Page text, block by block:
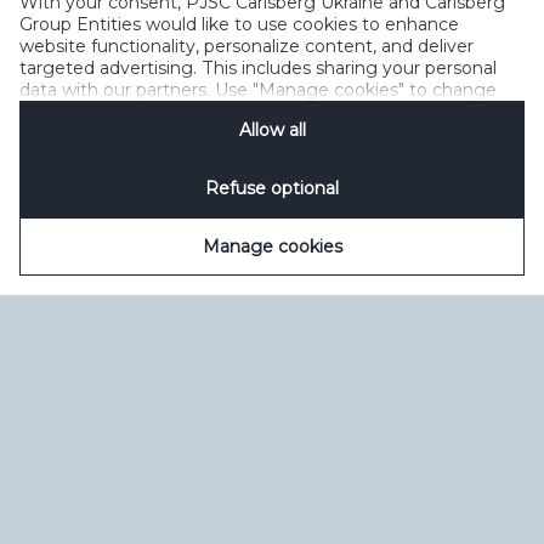
Політика щодо файлів cookie
Політика конфіденційності
Умови користування
керувати файлами cookie SpeakUp
Group Entities would like to use cookies to enhance
website functionality, personalize content, and deliver
targeted advertising. This includes sharing your personal
data with our partners. Use "Manage cookies" to change
Privacy Notificationfor details.
Allow all
Refuse optional
Manage cookies